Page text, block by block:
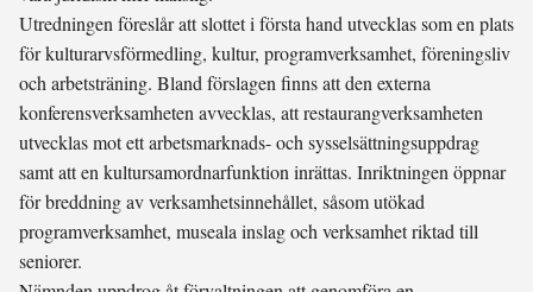
Utredningen föreslår att slottet i första hand utvecklas som en plats
för kulturarvsförmedling, kultur, programverksamhet, föreningsliv
och arbetsträning. Bland förslagen finns att den externa
konferensverksamheten avvecklas, att restaurangverksamheten
utvecklas mot ett arbetsmarknads- och sysselsättningsuppdrag
samt att en kultursamordnarfunktion inrättas. Inriktningen öppnar
för breddning av verksamhetsinnehållet, såsom utökad
programverksamhet, museala inslag och verksamhet riktad till
seniorer.